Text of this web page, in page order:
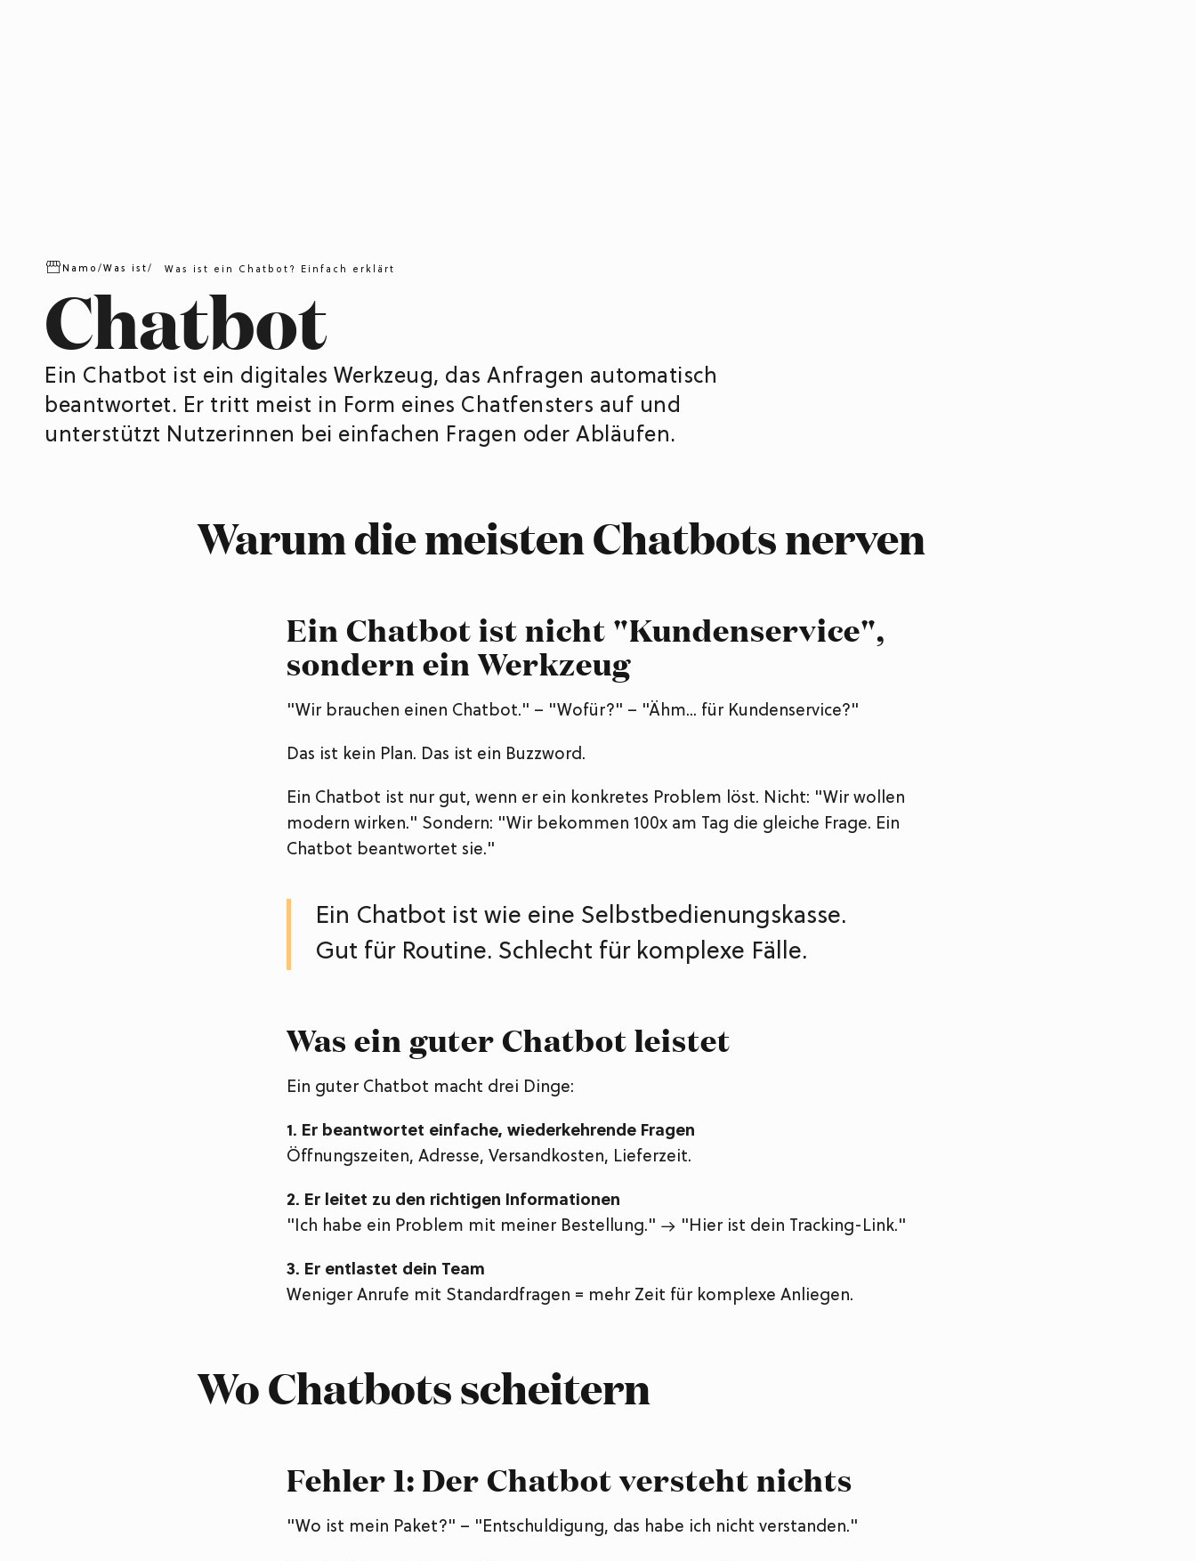
Namo /Was ist/ Was ist ein Chatbot? Einfach erklärt
Chatbot
Ein Chatbot ist ein digitales Werkzeug, das Anfragen automatisch
beantwortet. Er tritt meist in Form eines Chatfensters auf und
unterstützt Nutzerinnen bei einfachen Fragen oder Abläufen.
Warum die meisten Chatbots nerven
Ein Chatbot ist nicht "Kundenservice",
sondern ein Werkzeug
"Wir brauchen einen Chatbot." – "Wofür?" – "Ähm... für Kundenservice?"
Das ist kein Plan. Das ist ein Buzzword.
Ein Chatbot ist nur gut, wenn er ein konkretes Problem löst. Nicht: "Wir wollen
modern wirken." Sondern: "Wir bekommen 100x am Tag die gleiche Frage. Ein
Chatbot beantwortet sie."
Ein Chatbot ist wie eine Selbstbedienungskasse.
Gut für Routine. Schlecht für komplexe Fälle.
Was ein guter Chatbot leistet
Ein guter Chatbot macht drei Dinge:
1. Er beantwortet einfache, wiederkehrende Fragen
Öffnungszeiten, Adresse, Versandkosten, Lieferzeit.
2. Er leitet zu den richtigen Informationen
"Ich habe ein Problem mit meiner Bestellung." → "Hier ist dein Tracking-Link."
3. Er entlastet dein Team
Weniger Anrufe mit Standardfragen = mehr Zeit für komplexe Anliegen.
Wo Chatbots scheitern
Fehler 1: Der Chatbot versteht nichts
"Wo ist mein Paket?" – "Entschuldigung, das habe ich nicht verstanden."